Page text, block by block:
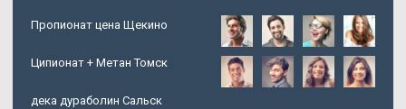
Пропионат цена Щекино
Ципионат + Метан Томск
дека дураболин Сальск